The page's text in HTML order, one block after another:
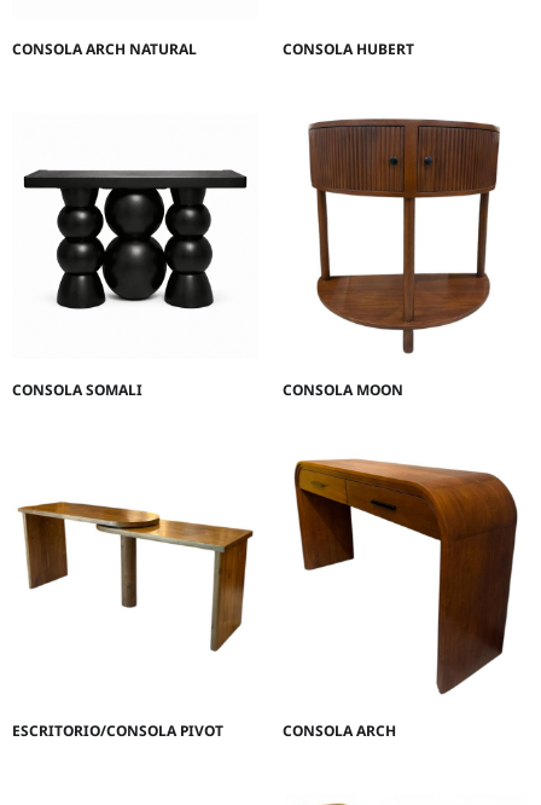
CONSOLA ARCH NATURAL CONSOLA HUBERT
CONSOLA SOMALI CONSOLA MOON
ESCRITORIO/CONSOLA PIVOT CONSOLA ARCH